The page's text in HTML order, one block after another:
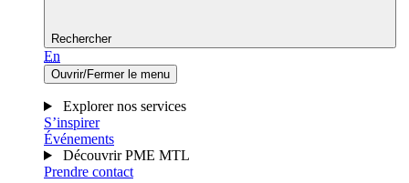
Rechercher
En
Ouvrir/Fermer le menu
Explorer nos services
S’inspirer
Événements
Découvrir PME MTL
Prendre contact